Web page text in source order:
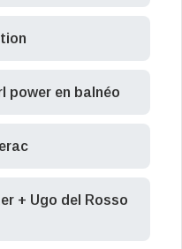
power en balnéo
+ Ugo del Rosso